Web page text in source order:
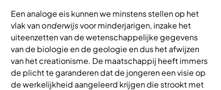
Een analoge eis kunnen we minstens stellen op het
vlak vanonderwijsvoor minderjarigen, inzake het
uiteenzetten van de wetenschappelijke gegevens
van de biologie en de geologie en dus het afwijzen
van het creationisme. De maatschappij heeft immers
de plicht te garanderen dat de jongeren een visie op
de werkelijkheid aangeleerd krijgen die strookt met